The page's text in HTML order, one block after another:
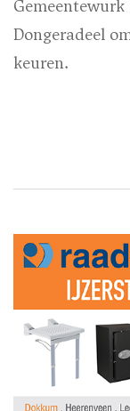
Dongeradeel
keuren.